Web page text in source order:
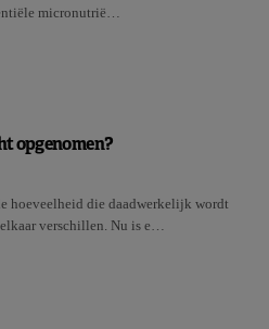
micronutrië…
opgenomen?
hoeveelheid die daadwerkelijk wordt
verschillen. Nu is e…